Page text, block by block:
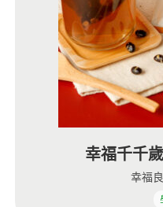
幸福千千
幸福